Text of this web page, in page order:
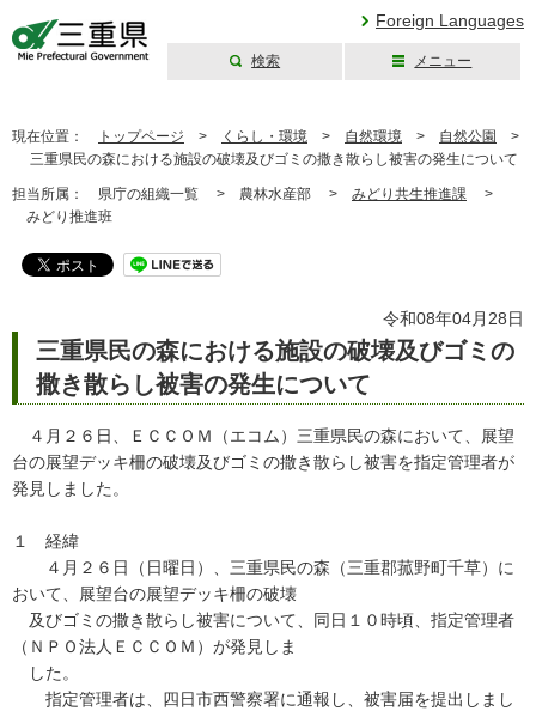
Foreign Languages
検索 メニュー
現在位置： トップページ > くらし・環境 > 自然環境 > 自然公園
>
三重県民の森における施設の破壊及びゴミの撒き散らし被害の発生について
担当所属： 県庁の組織一覧 > 農林水産部 > みどり共生推進課 >
みどり推進班
令和08年04月28日
三重県民の森における施設の破壊及びゴミの
撒き散らし被害の発生について
４月２６日、ＥＣＣＯＭ（エコム）三重県民の森において、展望
台の展望デッキ柵の破壊及びゴミの撒き散らし被害を指定管理者が
発見しました。
１ 経緯
４月２６日（日曜日）、三重県民の森（三重郡菰野町千草）に
おいて、展望台の展望デッキ柵の破壊
及びゴミの撒き散らし被害について、同日１０時頃、指定管理者
（ＮＰＯ法人ＥＣＣＯＭ）が発見しま
した。
指定管理者は、四日市西警察署に通報し、被害届を提出しまし